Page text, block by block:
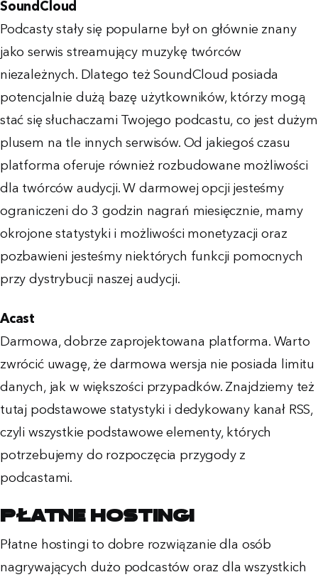
SoundCloud
Podcasty stały się popularne był on głównie znany
jako serwis streamujący muzykę twórców
niezależnych. Dlatego też SoundCloud posiada
potencjalnie dużą bazę użytkowników, którzy mogą
stać się słuchaczami Twojego podcastu, co jest dużym
plusem na tle innych serwisów. Od jakiegoś czasu
platforma oferuje również rozbudowane możliwości
dla twórców audycji. W darmowej opcji jesteśmy
ograniczeni do 3 godzin nagrań miesięcznie, mamy
okrojone statystyki i możliwości monetyzacji oraz
pozbawieni jesteśmy niektórych funkcji pomocnych
przy dystrybucji naszej audycji.
Acast
Darmowa, dobrze zaprojektowana platforma. Warto
zwrócić uwagę, że darmowa wersja nie posiada limitu
danych, jak w większości przypadków. Znajdziemy też
tutaj podstawowe statystyki i dedykowany kanał RSS,
czyli wszystkie podstawowe elementy, których
potrzebujemy do rozpoczęcia przygody z
podcastami.
Płatne hostingi
Płatne hostingi to dobre rozwiązanie dla osób
nagrywających dużo podcastów oraz dla wszystkich